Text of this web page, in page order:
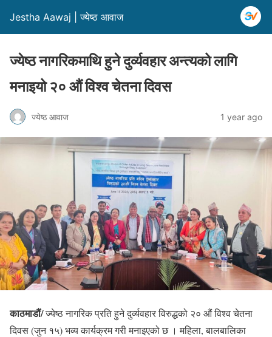
Jestha Aawaj | ज्येष्ठ आवाज
ज्येष्ठ नागरिकमाथि हुने दुर्व्यवहार अन्त्यको लागि
मनाइयो २० औं विश्व चेतना दिवस
ज्येष्ठ आवाज 1 year ago
काठमाडौं/ज्येष्ठ नागरिक प्रति हुने दुर्व्यवहार विरुद्धको २० औं विश्व चेतना
दिवस (जुन १५) भव्य कार्यक्रम गरी मनाइएको छ । महिला, बालबालिका